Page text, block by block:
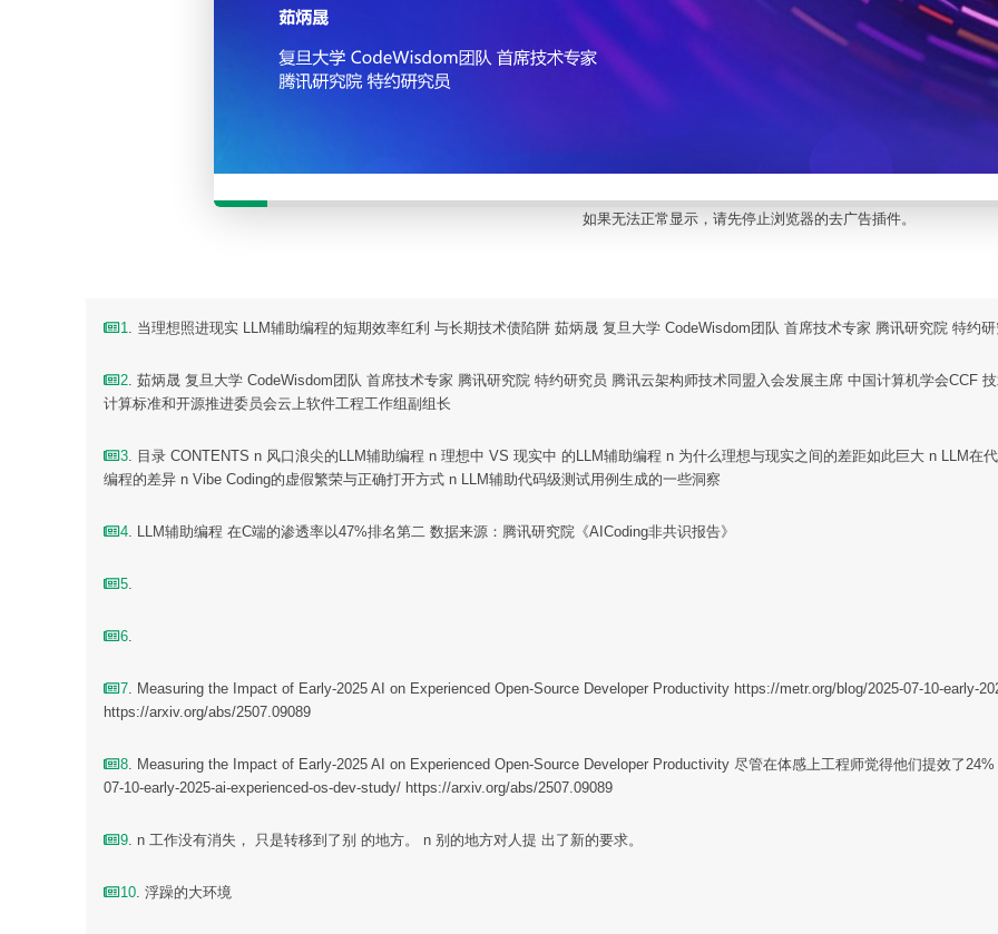
如果无法正常显示，请先停止浏览器的去广告插件。
1 . 当理想照进现实 LLM辅助编程的短期效率红利 与长期技术债陷阱 茹炳晟 复旦大学 CodeWisdom团队 首席技术专家 腾讯研究院 特约
2 . 茹炳晟 复旦大学 CodeWisdom团队 首席技术专家 腾讯研究院 特约研究员 腾讯云架构师技术同盟入会发展主席 中国计算机学会CCF
计算标准和开源推进委员会云上软件工程工作组副组长
3 . 目录 CONTENTS n 风口浪尖的LLM辅助编程 n 理想中 VS 现实中 的LLM辅助编程 n 为什么理想与现实之间的差距如此巨大 n LLM在
编程的差异 n Vibe Coding的虚假繁荣与正确打开方式 n LLM辅助代码级测试用例生成的一些洞察
4 . LLM辅助编程 在C端的渗透率以47%排名第二 数据来源：腾讯研究院《AICoding非共识报告》
5
6
7 . Measuring the Impact of Early-2025 AI on Experienced Open-Source Developer Productivity https://metr.org/blog/2025-07-10-early-
https://arxiv.org/abs/2507.09089
8 . Measuring the Impact of Early-2025 AI on Experienced Open-Source Developer Productivity 尽管在体感上工程师觉得他们提效了
07-10-early-2025-ai-experienced-os-dev-study/ https://arxiv.org/abs/2507.09089
9 . n 工作没有消失， 只是转移到了别 的地方。 n 别的地方对人提 出了新的要求。
10 . 浮躁的大环境